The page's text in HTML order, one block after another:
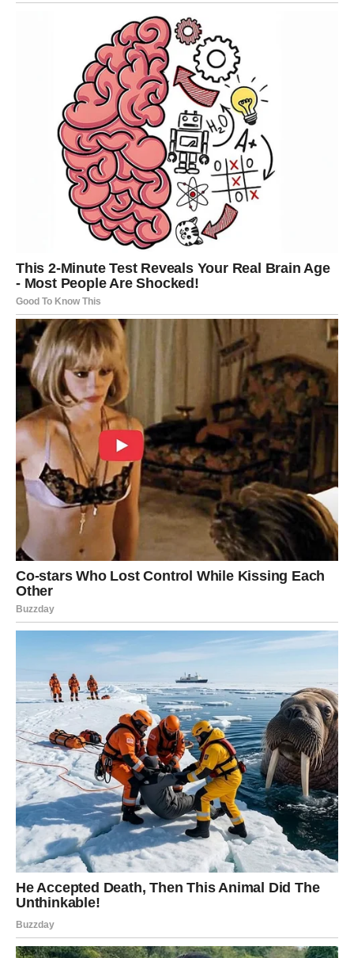
Zvijezde vam donose veoma romantičan i sudbinski
Moguće je poznanstvo koje djeluje kao da je zapisano
među zvijezdama.
Ljubav vam mijenja cijeli život
Pred vama su trenuci koje ćete dugo pamtiti.
ŠKORPIJA
Pred vama je veliki finansijski i životni preokret.
Ono što je dugo bilo blokirano sada konačno dolazi na
svoje mjesto.
Sudbina vam vraća ono što zaslužujete
Pred vama su veoma snažni i uspješni trenuci.
STRIJELAC
Nova energija donosi vam spontane događaje i mnogo
pozitivnih emocija.
Jedna osoba vraća vam vjeru da život može biti mnogo
ljepši nego prije.
Sreća vam dolazi neočekivano
Pred vama su veoma uzbudljivi trenuci.
JARAC
Jarčevi konačno ulaze u mnogo stabilniji i sretniji period
života.
Poslije mnogo rada i odricanja dolazi osjećaj sigurnosti i
velikog zadovoljstva.